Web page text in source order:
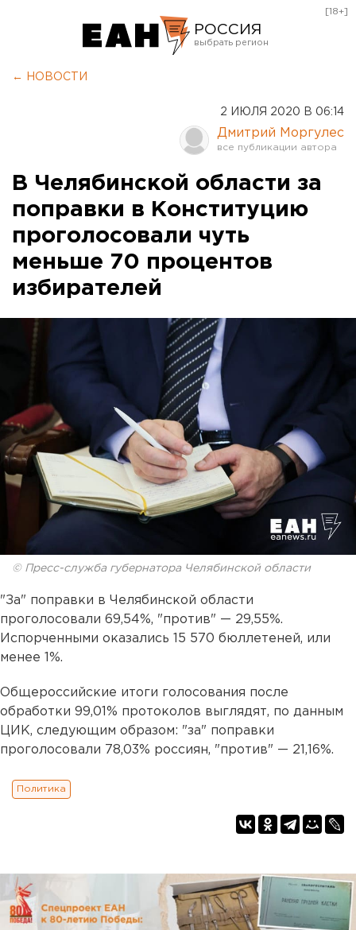
РОССИЯ
Оренбург
[18+]
← НОВОСТИ
2 ИЮЛЯ 2020 В 06:14
Дмитрий Моргулес
В Челябинской области за
поправки в Конституцию
проголосовали чуть
меньше 70 процентов
избирателей
© Пресс-служба губернатора Челябинской области
"За" поправки в Челябинской области
проголосовали 69,54%, "против" — 29,55%.
Испорченными оказались 15 570 бюллетеней, или
менее 1%.
Общероссийские итоги голосования после
обработки 99,01% протоколов выглядят, по данным
ЦИК, следующим образом: "за" поправки
проголосовали 78,03% россиян, "против" — 21,16%.
Политика